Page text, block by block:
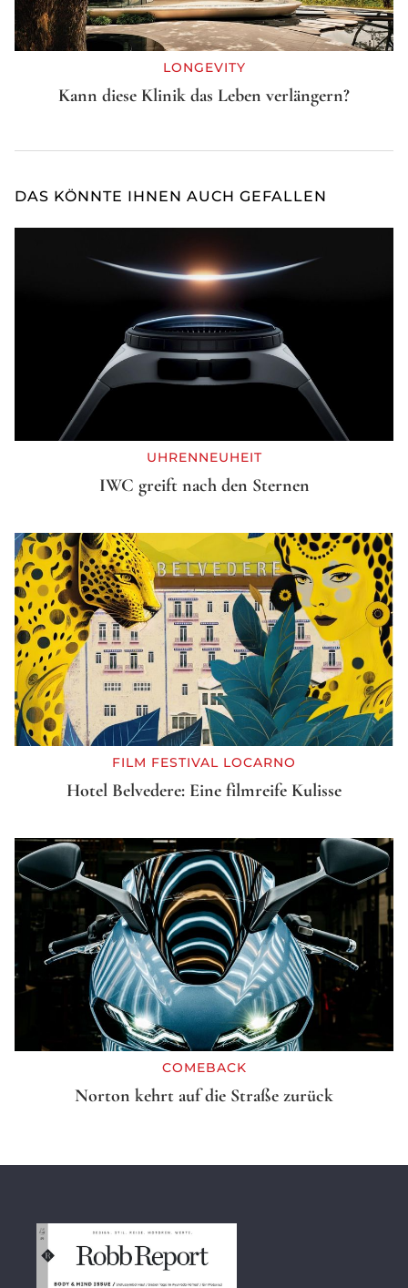
LONGEVITY
Kann diese Klinik das Leben verlängern?
DAS KÖNNTE IHNEN AUCH GEFALLEN
UHRENNEUHEIT
IWC greift nach den Sternen
FILM FESTIVAL LOCARNO
Hotel Belvedere: Eine filmreife Kulisse
COMEBACK
Norton kehrt auf die Straße zurück